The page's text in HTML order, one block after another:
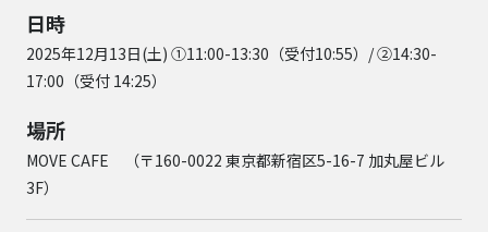
日時
2025年12月13日(土) ①11:00-13:30（受付10:55）/ ②14:30-
17:00（受付 14:25）
場所
MOVE CAFE （〒160-0022 東京都新宿区5-16-7 加丸屋ビル
3F）